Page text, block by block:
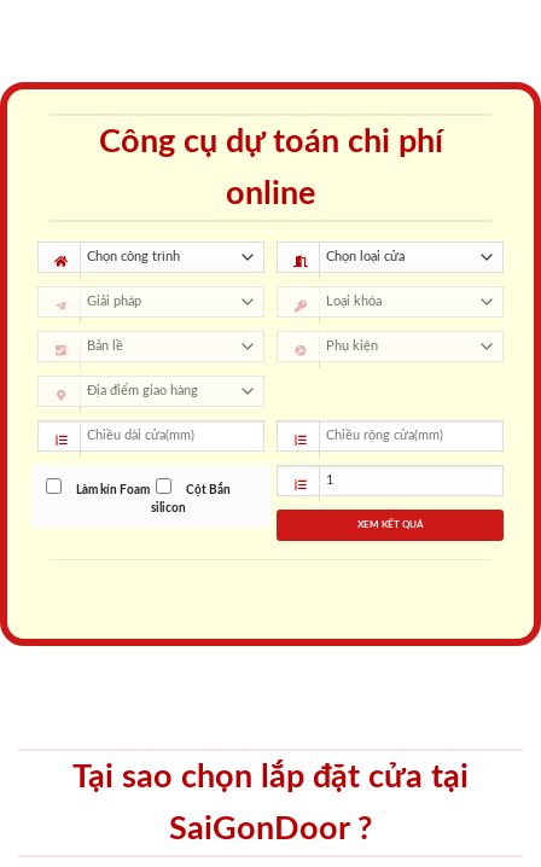
Công cụ dự toán chi phí
online
Làm kín Foam
Cột Bắn
silicon
XEM KẾT QUẢ
Tại sao chọn lắp đặt cửa tại
SaiGonDoor ?